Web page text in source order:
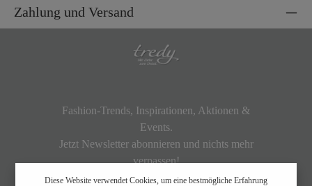
Zahlung und Versand
Fashion-Trends, Inspirationen, Aktionen &
Events.
Jetzt Newsletter abonnieren und nichts mehr
verpassen!
Diese Website verwendet Cookies, um eine bestmögliche Erfahrung